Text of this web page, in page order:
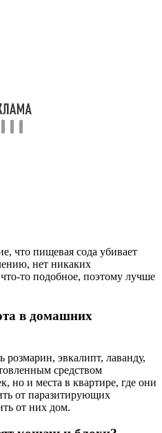
что пищевая сода убивает
нет никаких
что-то подобное, поэтому лучше
в домашних
розмарин, эвкалипт, лаванду,
средством
но и места в квартире, где они
от паразитирующих
от них дом.